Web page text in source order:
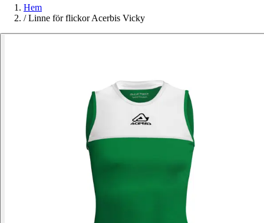
Hem
/ Linne för flickor Acerbis Vicky